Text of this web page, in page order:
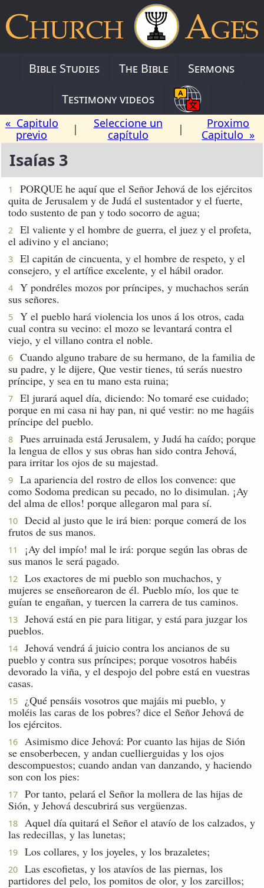
Bible Studies The Bible
Sermons
Testimony videos
« Capitulo
previo
|
Seleccione un
capítulo
|
Proximo
Capitulo »
Isaías 3
1
PORQUE he aquí que el Señor Jehová de los ejércitos
quita de Jerusalem y de Judá el sustentador y el fuerte,
todo sustento de pan y todo socorro de agua;
2
El valiente y el hombre de guerra, el juez y el profeta,
el adivino y el anciano;
3
El capitán de cincuenta, y el hombre de respeto, y el
consejero, y el artífice excelente, y el hábil orador.
4
Y pondréles mozos por príncipes, y muchachos serán
sus señores.
5
Y el pueblo hará violencia los unos á los otros, cada
cual contra su vecino: el mozo se levantará contra el
viejo, y el villano contra el noble.
6
Cuando alguno trabare de su hermano, de la familia de
su padre, y le dijere, Que vestir tienes, tú serás nuestro
príncipe, y sea en tu mano esta ruina;
7
El jurará aquel día, diciendo: No tomaré ese cuidado;
porque en mi casa ni hay pan, ni qué vestir: no me hagáis
príncipe del pueblo.
8
Pues arruinada está Jerusalem, y Judá ha caído; porque
la lengua de ellos y sus obras han sido contra Jehová,
para irritar los ojos de su majestad.
9
La apariencia del rostro de ellos los convence: que
como Sodoma predican su pecado, no lo disimulan. ¡Ay
del alma de ellos! porque allegaron mal para sí.
10
Decid al justo que le irá bien: porque comerá de los
frutos de sus manos.
11
¡Ay del impío! mal le irá: porque según las obras de
sus manos le será pagado.
12
Los exactores de mi pueblo son muchachos, y
mujeres se enseñorearon de él. Pueblo mío, los que te
guían te engañan, y tuercen la carrera de tus caminos.
13
Jehová está en pie para litigar, y está para juzgar los
pueblos.
14
Jehová vendrá á juicio contra los ancianos de su
pueblo y contra sus príncipes; porque vosotros habéis
devorado la viña, y el despojo del pobre está en vuestras
casas.
15
¿Qué pensáis vosotros que majáis mi pueblo, y
moléis las caras de los pobres? dice el Señor Jehová de
los ejércitos.
16
Asimismo dice Jehová: Por cuanto las hijas de Sión
se ensoberbecen, y andan cuellierguidas y los ojos
descompuestos; cuando andan van danzando, y haciendo
son con los pies:
17
Por tanto, pelará el Señor la mollera de las hijas de
Sión, y Jehová descubrirá sus vergüenzas.
18
Aquel día quitará el Señor el atavío de los calzados, y
las redecillas, y las lunetas;
19 Los collares, y los joyeles, y los brazaletes;
20
Las escofietas, y los atavíos de las piernas, los
partidores del pelo, los pomitos de olor, y los zarcillos;